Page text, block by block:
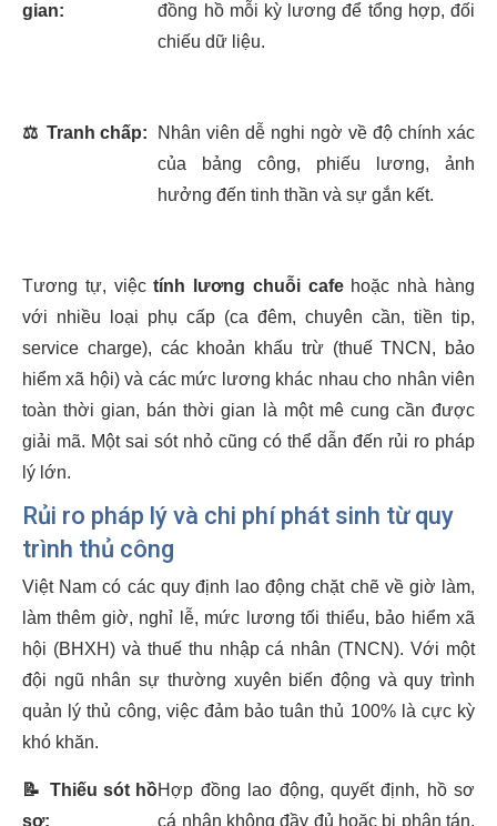
gian:
đồng hồ mỗi kỳ lương để tổng hợp, đối
chiếu dữ liệu.
⚖️ Tranh chấp:
Nhân viên dễ nghi ngờ về độ chính xác
của bảng công, phiếu lương, ảnh
hưởng đến tinh thần và sự gắn kết.
Tương tự, việctính lương chuỗi cafehoặc nhà hàng
với nhiều loại phụ cấp (ca đêm, chuyên cần, tiền tip,
service charge), các khoản khấu trừ (thuế TNCN, bảo
hiểm xã hội) và các mức lương khác nhau cho nhân viên
toàn thời gian, bán thời gian là một mê cung cần được
giải mã. Một sai sót nhỏ cũng có thể dẫn đến rủi ro pháp
lý lớn.
Rủi ro pháp lý và chi phí phát sinh từ quy
trình thủ công
Việt Nam có các quy định lao động chặt chẽ về giờ làm,
làm thêm giờ, nghỉ lễ, mức lương tối thiểu, bảo hiểm xã
hội (BHXH) và thuế thu nhập cá nhân (TNCN). Với một
đội ngũ nhân sự thường xuyên biến động và quy trình
quản lý thủ công, việc đảm bảo tuân thủ 100% là cực kỳ
khó khăn.
📝 Thiếu sót hồ
sơ:
Hợp đồng lao động, quyết định, hồ sơ
cá nhân không đầy đủ hoặc bị phân tán,